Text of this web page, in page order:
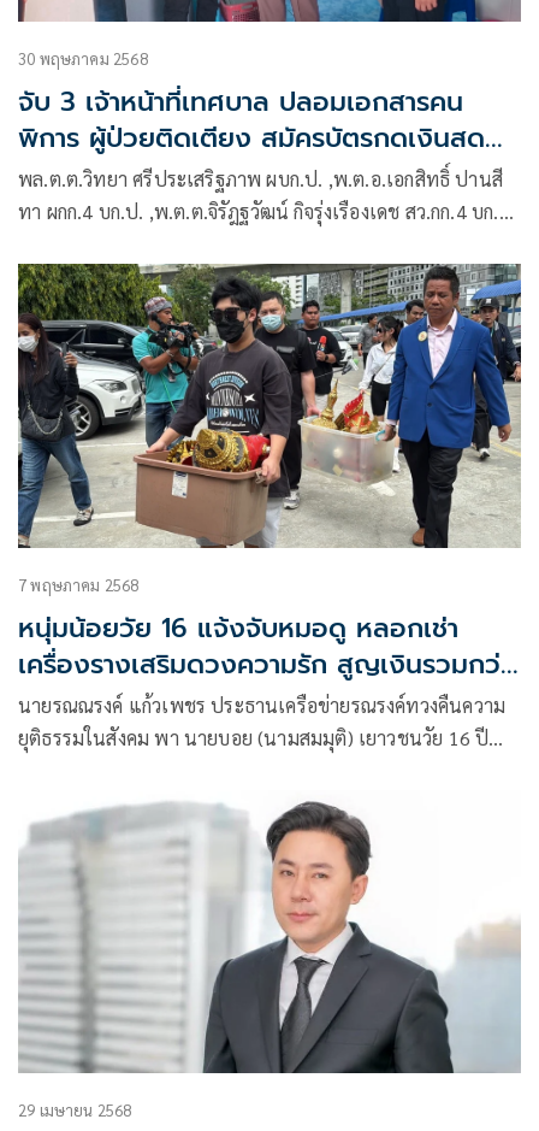
30 พฤษภาคม 2568
จับ 3 เจ้าหน้าที่เทศบาล ปลอมเอกสารคน
พิการ ผู้ป่วยติดเตียง สมัครบัตรกดเงินสด
กว่า 2 ล้าน
พล.ต.ต.วิทยา ศรีประเสริฐภาพ ผบก.ป. ,พ.ต.อ.เอกสิทธิ์ ปานสี
ทา ผกก.4 บก.ป. ,พ.ต.ต.จิรัฎฐวัฒน์ กิจรุ่งเรืองเดช สว.กก.4 บก.ป.
อายุ 42 ปี ตำแหน่ง เจ้าหน้าที่แผนกกองคลั
7 พฤษภาคม 2568
หนุ่มน้อยวัย 16 แจ้งจับหมอดู หลอกเช่า
เครื่องรางเสริมดวงความรัก สูญเงินรวมกว่า
5 แสน
นายรณณรงค์ แก้วเพชร ประธานเครือข่ายรณรงค์ทวงคืนความ
ยุติธรรมในสังคม พา นายบอย (นามสมมุติ) เยาวชนวัย 16 ปี
สอบสวนกองบังคับการปราบปรามการค้ามนุษย์ (บก.ปคม.) หลัง
ถูกหมอดูเสรี
29 เมษายน 2568